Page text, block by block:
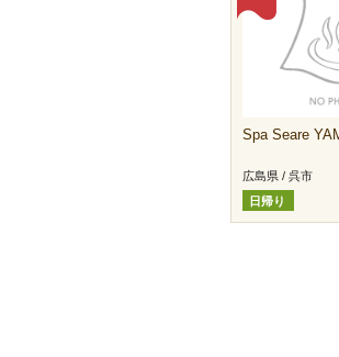
Spa Seare
広島県 / 呉市
日帰り